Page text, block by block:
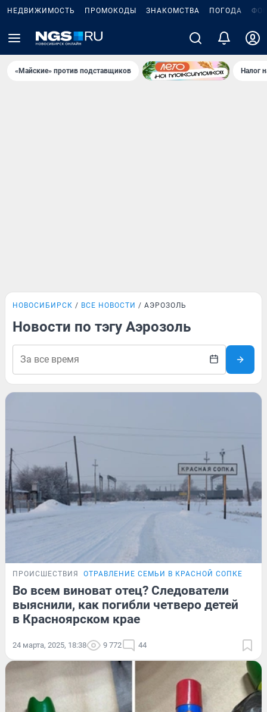
НЕДВИЖИМОСТЬ ПРОМОКОДЫ ЗНАКОМСТВА ПОГОДА
«Майские» против подставщиков Налог
НОВОСИБИРСК ВСЕ НОВОСТИ АЭРОЗОЛЬ
Новости по тэгу Аэрозоль
ПРОИСШЕСТВИЯ ОТРАВЛЕНИЕ СЕМЬИ В КРАСНОЙ СОПКЕ
Во всем виноват отец? Следователи
выяснили, как погибли четверо детей
в Красноярском крае
24 марта, 2025, 18:38 9 772 44